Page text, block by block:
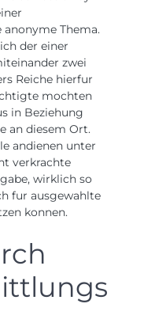
Thema.
der einer
zwei
Reiche hierfur
mochten
in Beziehung
an diesem Ort.
andienen unter
verkrachte
wirklich so
fur ausgewahlte
konnen.